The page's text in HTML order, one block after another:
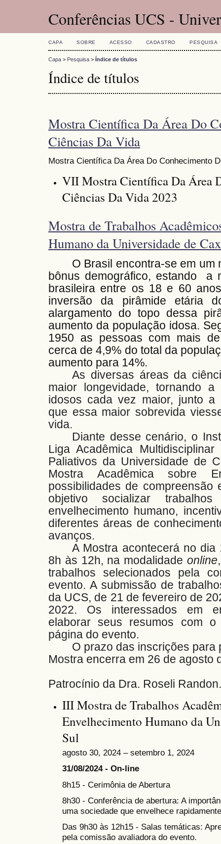
Conferências UCS -
CAPA SOBRE ACESSO CADASTRO PESQUISA
Capa > Pesquisa > Índice de títulos
Índice de títulos
Mostra Científica Da Área Do
Ciências Da Vida
Mostra Científica Da Área Do Conhecimento
VII Mostra Científica Da Área
Ciências Da Vida 2023
Mostra de Trabalhos
Humano da Universidade de
O Brasil encontra-se em um
bônus demográfico, estando a
brasileira entre os 18 e 60
inversão da pirâmide etária
alargamento do topo dessa
aumento da população idosa.
1950 as pessoas com mais
cerca de 4,9% do total da
aumento para 14%.
As diversas áreas da
maior longevidade, tornando
idosos cada vez maior, junto a
que essa maior sobrevida
vida.
Diante desse cenário, o
Liga Acadêmica
Paliativos da Universidade de
Mostra Acadêmica sobre
possibilidades de compreensão
objetivo socializar
envelhecimento humano,
diferentes áreas de
avanços.
A Mostra acontecerá no
8h às 12h, na modalidadeonline
trabalhos selecionados pela
evento. A submissão de
da UCS, de 21 de fevereiro de
2022. Os interessados em
elaborar seus resumos com o
página do evento.
O prazo das inscrições para
Mostra encerra em 26 de agosto
Patrocínio da Dra. Roseli Randon.
III Mostra de Trabalhos
Envelhecimento Humano da
Sul
agosto 30, 2024 – setembro 1, 2024
31/08/2024 - On-line
8h15 - Cerimônia de Abertura
8h30 - Conferência de abertura: A
uma sociedade que envelhece
Das 9h30 às 12h15 - Salas temáticas:
pela comissão avaliadora do evento.